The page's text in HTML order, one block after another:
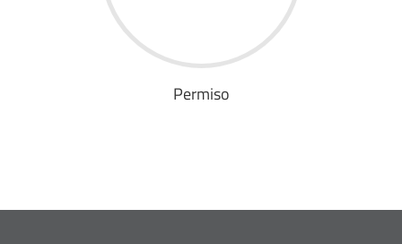
Permiso